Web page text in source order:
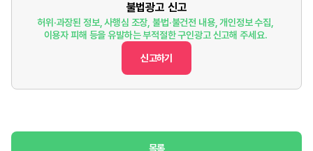
불법광고 신고
허위·과장된 정보, 사행심 조장, 불법·불건전 내용, 개인정보 수집,
이용자 피해 등을 유발하는 부적절한 구인광고 신고해 주세요.
신고하기
목록